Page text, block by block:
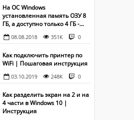
На ОС Windows
установленная память ОЗУ 8
ГБ, а доступно только 4 ГБ -
что делать?
08.08.2018 351K 0
Как подключить принтер по
WiFi | Пошаговая инструкция
03.10.2019 248K 0
Как разделить экран на 2 и на
4 части в Windows 10 |
Инструкция